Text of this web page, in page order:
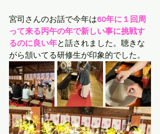
宮司さんのお話で今年は60年に１回周
って来る丙午の年で新しい事に挑戦す
るのに良い年と話されました。聴きな
がら頷いてる研修生が印象的でした。